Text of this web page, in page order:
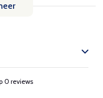
0 reviews